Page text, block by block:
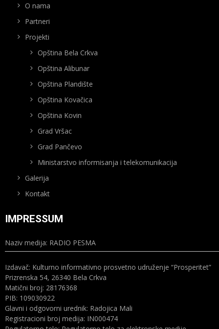
O nama
Partneri
Projekti
Opština Bela Crkva
Opština Alibunar
Opština Plandište
Opština Kovačica
Opština Kovin
Grad Vršac
Grad Pančevo
Ministarstvo informisanja i telekomunikacija
Galerija
Kontakt
IMPRESSUM
Naziv medija: RADIO PESMA
Izdavač: Kulturno informativno prosvetno udruženje “Prosperitet”
Prizrenska 54, 26340 Bela Crkva
Matični broj: 28176368
PIB: 109030922
Glavni i odgovorni urednik: Radojica Mali
Registracioni broj medija: IN000474